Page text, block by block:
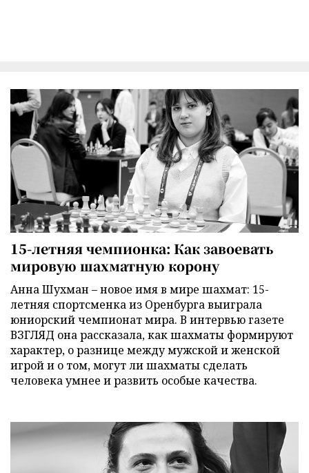
15-летняя чемпионка: Как завоевать
мировую шахматную корону
Анна Шухман – новое имя в мире шахмат: 15-
летняя спортсменка из Оренбурга выиграла
юниорский чемпионат мира. В интервью газете
ВЗГЛЯД она рассказала, как шахматы формируют
характер, о разнице между мужской и женской
игрой и о том, могут ли шахматы сделать
человека умнее и развить особые качества.